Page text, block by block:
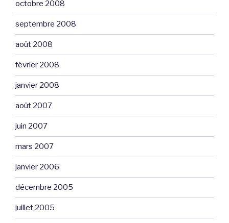
octobre 2008
septembre 2008
août 2008
février 2008
janvier 2008
août 2007
juin 2007
mars 2007
janvier 2006
décembre 2005
juillet 2005